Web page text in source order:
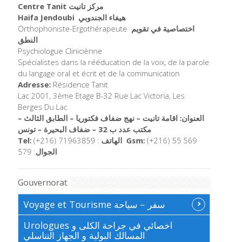
Centre Tanit مركز تانيت
Haifa Jendoubi هيفاء الجندوبي
Orthophoniste-Ergothérapeute اختصاصية في تقويم
النطق
Psychiologue Cliniciènne
Spécialistes dans la rééducation de la voix, de la parole
du langage oral et écrit et de la communication
Adresse: Résidence Tanit
Lac 2001, 3ème Etage B-32 Rue Lac Victoria, Les
Berges Du Lac
العنوان: اقامة تانيت – نهج ضفاف فكتوريا – الطابق الثالث –
مكتب عدد ب 32 – ضفاف البحيرة – تونس
Tel: (+216) 71963859 : الهاتف Gsm: (+216) 55 569
579 :الجوال
Gouvernorat
Voyage et Tourisme سفر – سياحة
Urologues اخصائي في جراحة الكلى و
المسالك البولية و الجهاز التناسلي